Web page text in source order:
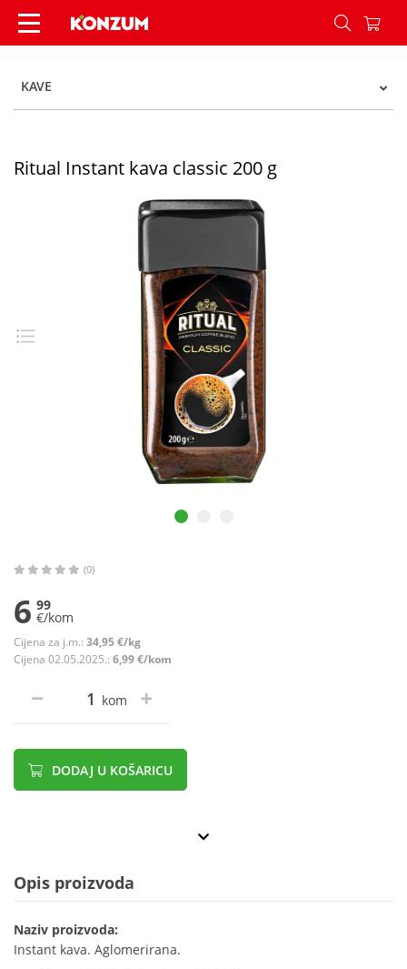
Ritual Instant kava classic 200 g - Konzum
KAVE
Ritual Instant kava classic 200 g
(0)
6 99
€/kom
Cijena za j.m.: 34,95 €/kg
Cijena 02.05.2025.: 6,99 €/kom
kom
DODAJ U KOŠARICU
Opis proizvoda
Naziv proizvoda:
Instant kava. Aglomerirana.